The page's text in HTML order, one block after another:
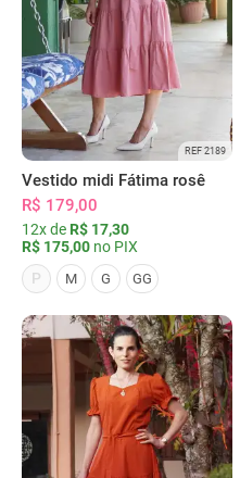
REF 2189
Vestido midi Fátima rosê
R$ 179,00
12x de R$ 17,30
R$ 175,00 no PIX
P
M G GG